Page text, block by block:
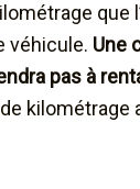
que
véhicule. Une
pas à
kilométrage